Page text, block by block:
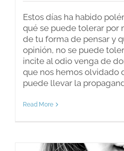
Estos días ha habido
qué se puede tolerar por
de tu forma de pensar y
opinión, no se puede
incite al odio venga de
que nos hemos olvidado
puede llevar la
Read More